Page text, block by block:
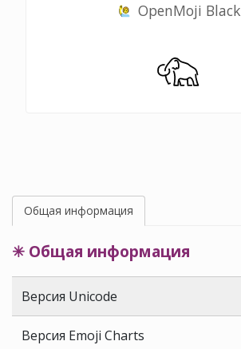
OpenMoji Black
Общая информация
✳ Общая информация
Версия Unicode
Версия Emoji Charts